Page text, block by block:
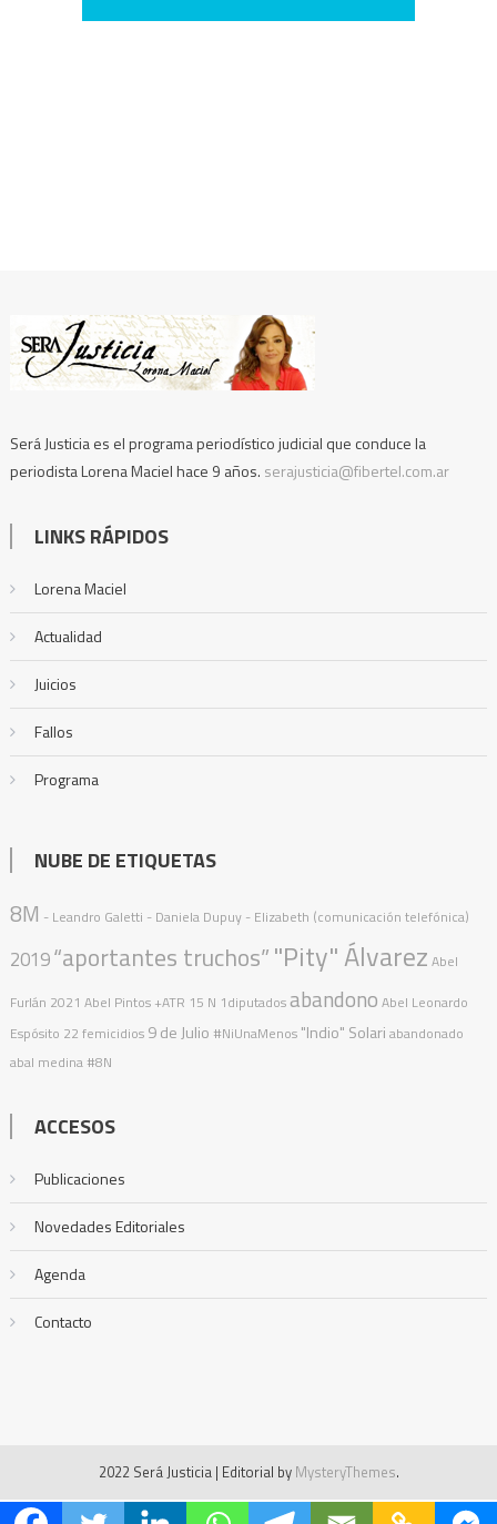
Será Justicia es el programa periodístico judicial que conduce la
periodista Lorena Maciel hace 9 años. serajusticia@fibertel.com.ar
LINKS RÁPIDOS
Lorena Maciel
Actualidad
Juicios
Fallos
Programa
NUBE DE ETIQUETAS
8M - Leandro Galetti - Daniela Dupuy - Elizabeth (comunicación telefónica)
2019“aportantes truchos”"Pity" Álvarez Abel
Furlán 2021 Abel Pintos +ATR 15 N 1diputadosabandono Abel Leonardo
Espósito 22 femicidios 9 de Julio #NiUnaMenos "Indio" Solari abandonado
abal medina #8N
ACCESOS
Publicaciones
Novedades Editoriales
Agenda
Contacto
2022 Será Justicia | Editorial by MysteryThemes.